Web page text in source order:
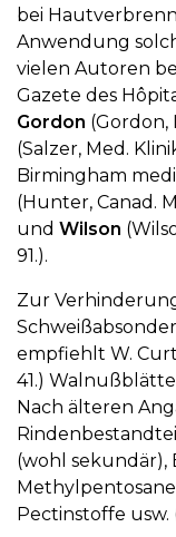
bei
Anwendung
vielen Autoren
Gazete des
Gordon (Gordon,
(Salzer, Med.
Birmingham
(Hunter, Canad.
und Wilson
91.).
Zur
empfiehlt W.
41.)
Nach älteren
(wohl sekundär),
Pectinstoffe usw.